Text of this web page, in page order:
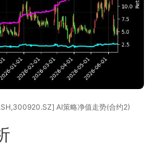
AI策略净值走势(合约2)